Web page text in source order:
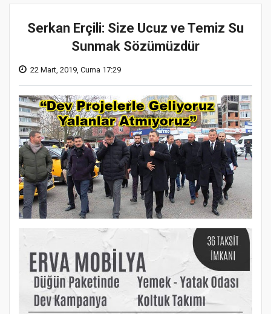
Serkan Erçili: Size Ucuz ve Temiz Su
Sunmak Sözümüzdür
22 Mart, 2019, Cuma 17:29